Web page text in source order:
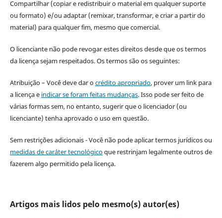
Compartilhar (copiar e redistribuir o material em qualquer suporte
ou formato) e/ou adaptar (remixar, transformar, e criar a partir do
material) para qualquer fim, mesmo que comercial.
O licenciante não pode revogar estes direitos desde que os termos
da licença sejam respeitados. Os termos são os seguintes:
Atribuição – Você deve dar ocrédito apropriado, prover um link para
a licença e indicar se foram feitas mudanças. Isso pode ser feito de
várias formas sem, no entanto, sugerir que o licenciador (ou
licenciante) tenha aprovado o uso em questão.
Sem restrições adicionais - Você não pode aplicar termos jurídicos ou
medidas de caráter tecnológicoque restrinjam legalmente outros de
fazerem algo permitido pela licença.
Artigos mais lidos pelo mesmo(s) autor(es)